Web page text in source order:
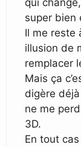
super bien
Il me reste
illusion de
remplacer
Mais ça
digère
ne me
3D.
En tout